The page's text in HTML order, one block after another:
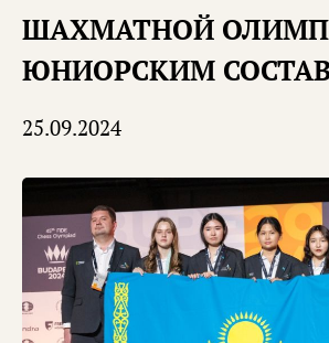
ШАХМАТНОЙ
ЮНИОРСКИМ
25.09.2024